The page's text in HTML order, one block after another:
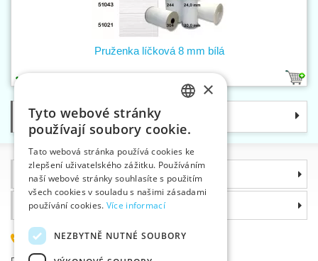
Pruženka líčková 8 mm bílá
Kategorie
Informace
Proč si zvolit právě nás
585 051 217
ENGLISH
GERMAN
×
Tyto webové stránky
používají soubory cookie.
Tato webová stránka používá cookies ke
zlepšení uživatelského zážitku. Používáním
naší webové stránky souhlasíte s použitím
všech cookies v souladu s našimi zásadami
používání cookies. Více informací
NEZBYTNĚ NUTNÉ SOUBORY